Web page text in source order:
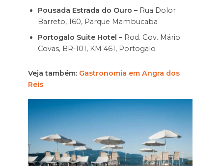
Pousada Estrada do Ouro – Rua Dolor
Barreto, 160, Parque Mambucaba
Portogalo Suite Hotel –Rod. Gov. Mário
Covas, BR-101, KM 461, Portogalo
Veja também: Gastronomia em Angra dos
Reis